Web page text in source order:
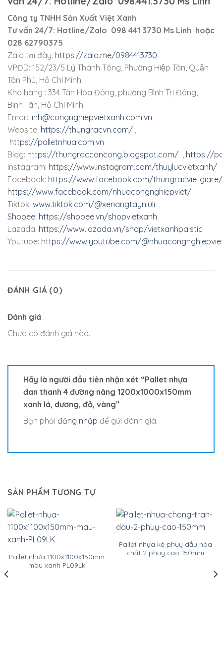
Công ty TNHH Sản Xuất Việt Xanh
Tư vấn 24/7: Hotline/Zalo 098 441 3730 Ms Linh hoặc
028 62790375
Zalo tại đây: https://zalo.me/0984413730
VPĐD: 152/23/5 Lý Thánh Tông, Phường Hiệp Tân, Quận
Tân Phú, Hồ Chí Minh
Kho hàng : 334 Tân Hòa Đông, phường Bình Trị Đông,
Bình Tân, Hồ Chí Minh
Email: linh@congnghiepvietxanh.com.vn
Website: https://thungracvn.com/
https://palletnhua.com.vn
Blog: https://thungracconcong.blogspot.com/
https://
Instagram: https://www.instagram.com/thuylucvietxanh/
Facebook: https://www.facebook.com/thungracvietgiare/
https://www.facebook.com/nhuacongnghiepviet/
Tiktok: www.tiktok.com/@xenangtayniuli
Shopee: https://shopee.vn/shopvietxanh
Lazada: https://www.lazada.vn/shop/vietxanhpalstic
Youtube: https://www.youtube.com/
ĐÁNH GIÁ (0)
Đánh giá
Chưa có đánh giá nào.
Hãy là người đầu tiên nhận xét “Pallet nhựa
đan thanh 4 đường nâng 1200x1000x150mm
xanh lá, dương, đỏ, vàng”
Bạn phải đăng nhập để gửi đánh giá.
SẢN PHẨM TƯƠNG TỰ
Pallet nhựa 1100x1100x150mm
màu xanh PL09Lk
Pallet nhựa kê phuy dầu hóa
chất 2 phuy cao 150mm